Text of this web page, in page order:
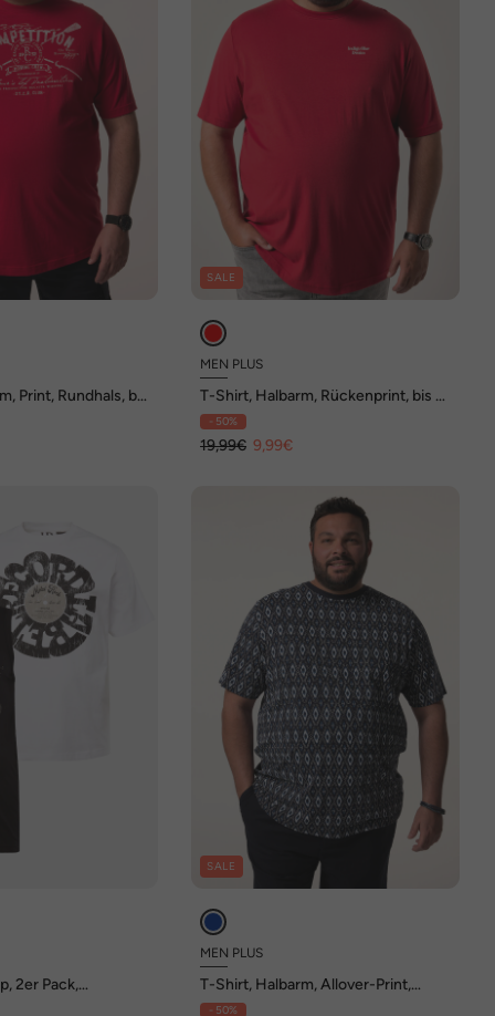
Print, Rundhals, bis
SALE
MEN PLUS
T-Shirt, Halbarm, Rückenprint, bis 8
XL- 50%
19,99€ 9,99€
2er Pack,
SALE
MEN PLUS
T-Shirt, Halbarm, Allover-Print,
Rundhals, bis 8 XL
- 50%